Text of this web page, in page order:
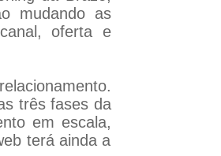
mudando as
oferta e
três fases da
em escala,
terá ainda a